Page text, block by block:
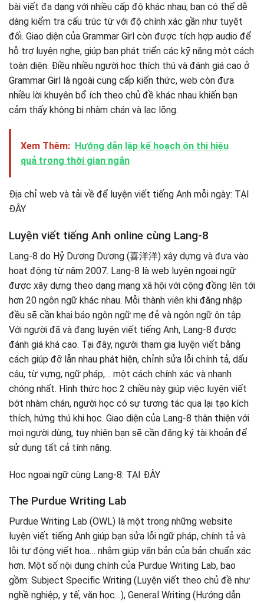
bài viết đa dạng với nhiều cấp độ khác nhau; bạn có thể dễ
dàng kiểm tra cấu trúc từ với độ chính xác gần như tuyệt
đối. Giao diện của Grammar Girl còn được tích hợp audio để
hỗ trợ luyện nghe, giúp bạn phát triển các kỹ năng một cách
toàn diện. Điều nhiều người học thích thú và đánh giá cao ở
Grammar Girl là ngoài cung cấp kiến thức, web còn đưa
nhiều lời khuyên bổ ích theo chủ đề khác nhau khiến bạn
cảm thấy không bị nhàm chán và lạc lõng.
Xem Thêm: Hướng dẫn lập kế hoạch ôn thi hiệu
quả trong thời gian ngắn
Địa chỉ web và tải về để luyện viết tiếng Anh mỗi ngày: TẠI
ĐÂY
Luyện viết tiếng Anh online cùng Lang-8
Lang-8 do Hỷ Dương Dương (喜洋洋) xây dựng và đưa vào
hoạt động từ năm 2007. Lang-8 là web luyện ngoại ngữ
được xây dựng theo dạng mạng xã hội với cộng đồng lên tới
hơn 20 ngôn ngữ khác nhau. Mỗi thành viên khi đăng nhập
đều sẽ cần khai báo ngôn ngữ mẹ đẻ và ngôn ngữ ôn tập.
Với người đã và đang luyện viết tiếng Anh, Lang-8 được
đánh giá khá cao. Tại đây, người tham gia luyện viết bằng
cách giúp đỡ lẫn nhau phát hiện, chỉnh sửa lỗi chính tả, dấu
câu, từ vựng, ngữ pháp,… một cách chính xác và nhanh
chóng nhất. Hình thức học 2 chiều này giúp việc luyện viết
bớt nhàm chán, người học có sự tương tác qua lại tạo kích
thích, hứng thú khi học. Giao diện của Lang-8 thân thiện với
mọi người dùng, tuy nhiên bạn sẽ cần đăng ký tài khoản để
sử dụng tất cả tính năng.
Học ngoại ngữ cùng Lang-8: TẠI ĐÂY
The Purdue Writing Lab
Purdue Writing Lab (OWL) là một trong những website
luyện viết tiếng Anh giúp bạn sửa lỗi ngữ pháp, chính tả và
lỗi tự động viết hoa… nhằm giúp văn bản của bản chuẩn xác
hơn. Một số nội dung chính của Purdue Writing Lab, bao
gồm: Subject Specific Writing (Luyện viết theo chủ đề như
nghề nghiệp, y tế, văn học…), General Writing (Hướng dẫn